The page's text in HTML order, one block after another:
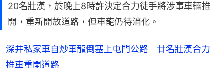
20名壯漢，於晚上8時許決定合力徒手將涉事車輛推
開，重新開放道路，但車龍仍待消化。
深井私家車自炒車龍倒塞上屯門公路 廿名壯漢合力
推車重開道路